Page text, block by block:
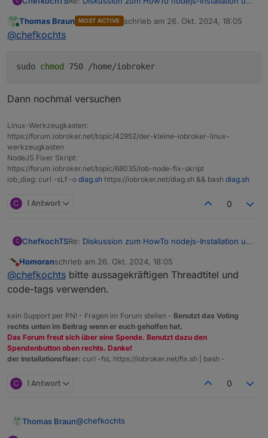
Ich habe das update mit iob nodejs-update
Ich wollte von 18.20.4 auf 20.18.0 kommen.
Thorsten
benutzt die Code Tags Funktion ->
Hiergehts zur Hilfe.
Online
Thomas Braun MOST ACTIVE schrieb am 26. Okt. 2024, 18:05
zuletzt editiert von
@chefkochts
sudo chmod 750 /home/iobroker
Dann nochmal versuchen
Linux-Werkzeugkasten:
https://forum.iobroker.net/topic/42952/der-kleine-iobroker-linux-
werkzeugkasten
NodeJS Fixer Skript:
https://forum.iobroker.net/topic/68035/iob-node-fix-skript
iob_diag: curl -sLf -o diag.sh https://iobroker.net/diag.sh && bash diag.sh
C 1 Antwort 0
C ChefkochTSRe: Diskussion zum HowTo nodejs-Installation und
Ich habe das update mit iob nodejs-update
probiert und bekomme folgende Meldung:
chefkochts@iobroker:~$ iob nodejs-update
Was muss ich tun das es funktioniert?
Gruß
Thorsten
Mod-Edit: Code/Log in Code Tags gepackt. Bitte
benutzt die Code Tags Funktion -> </>
Nicht stören
Homoranschrieb am 26. Okt. 2024, 18:05
zuletzt editiert von
@chefkochts bitte aussagekräftigen Threadtitel und
code-tags verwenden.
kein Support per PN! - Fragen im Forum stellen - Benutzt das Voting
rechts unten im Beitrag wenn er euch geholfen hat.
Das Forum freut sich über eine Spende. Benutzt dazu den
Spendenbutton oben rechts. Danke!
der Installationsfixer: curl -fsL https://iobroker.net/fix.sh | bash -
C 1 Antwort 0
Thomas Braun@chefkochts